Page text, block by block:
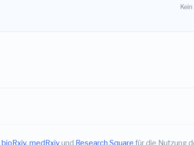
bioRxiv, medRxivund Research Square für die Nutzung